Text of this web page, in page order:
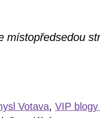
místopředsedou
Votava, VIP